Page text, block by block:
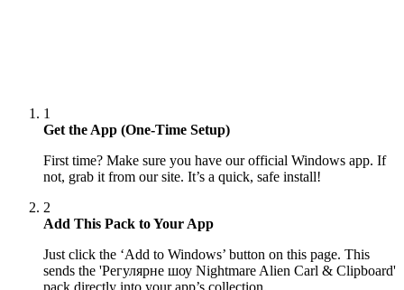
1
Get the App (One-Time Setup)
First time? Make sure you have our official Windows app. If
not, grab it from our site. It’s a quick, safe install!
2
Add This Pack to Your App
Just click the ‘Add to Windows’ button on this page. This
sends the 'Регулярне шоу Nightmare Alien Carl & Clipboard'
pack directly into your app’s collection.